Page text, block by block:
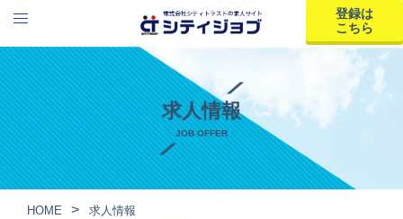
登録は
こちら
求人情報
JOB OFFER
HOME
求人情報